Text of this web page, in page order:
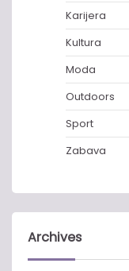
Karijera
Kultura
Moda
Outdoors
Sport
Zabava
Archives